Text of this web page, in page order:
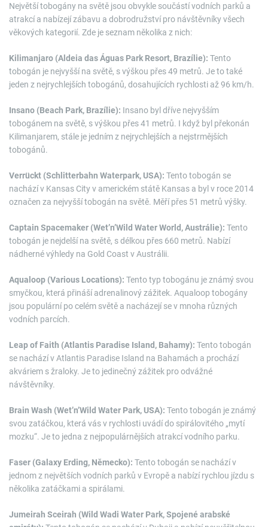
Největší tobogány na světě jsou obvykle součástí vodních parků a
atrakcí a nabízejí zábavu a dobrodružství pro návštěvníky všech
věkových kategorií. Zde je seznam několika z nich:
Kilimanjaro (Aldeia das Águas Park Resort, Brazílie): Tento
tobogán je nejvyšší na světě, s výškou přes 49 metrů. Je to také
jeden z nejrychlejších tobogánů, dosahujících rychlosti až 96 km/h.
Insano (Beach Park, Brazílie): Insano byl dříve nejvyšším
tobogánem na světě, s výškou přes 41 metrů. I když byl překonán
Kilimanjarem, stále je jedním z nejrychlejších a nejstrmějších
tobogánů.
Verrückt (Schlitterbahn Waterpark, USA): Tento tobogán se
nachází v Kansas City v americkém státě Kansas a byl v roce 2014
označen za nejvyšší tobogán na světě. Měří přes 51 metrů výšky.
Captain Spacemaker (Wet’n’Wild Water World, Austrálie): Tento
tobogán je nejdelší na světě, s délkou přes 660 metrů. Nabízí
nádherné výhledy na Gold Coast v Austrálii.
Aqualoop (Various Locations): Tento typ tobogánu je známý svou
smyčkou, která přináší adrenalinový zážitek. Aqualoop tobogány
jsou populární po celém světě a nacházejí se v mnoha různých
vodních parcích.
Leap of Faith (Atlantis Paradise Island, Bahamy): Tento tobogán
se nachází v Atlantis Paradise Island na Bahamách a prochází
akváriem s žraloky. Je to jedinečný zážitek pro odvážné
návštěvníky.
Brain Wash (Wet’n’Wild Water Park, USA): Tento tobogán je známý
svou zatáčkou, která vás v rychlosti uvádí do spirálovitého „mytí
mozku“. Je to jedna z nejpopulárnějších atrakcí vodního parku.
Faser (Galaxy Erding, Německo): Tento tobogán se nachází v
jednom z největších vodních parků v Evropě a nabízí rychlou jízdu s
několika zatáčkami a spirálami.
Jumeirah Sceirah (Wild Wadi Water Park, Spojené arabské